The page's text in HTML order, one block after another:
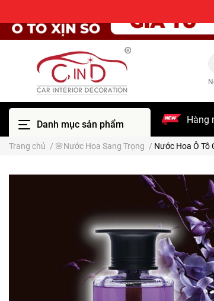
Danh mục sản phẩm Hàng
Trang chủ / 🌸Nước Hoa Sang Trọng / Nước Hoa Ô Tô